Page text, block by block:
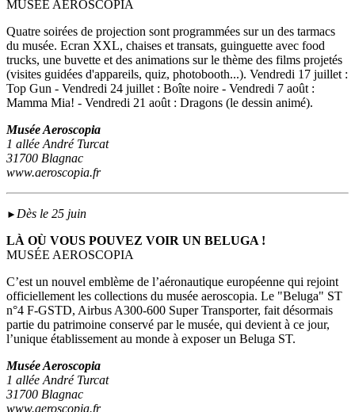
MUSÉE AEROSCOPIA
Quatre soirées de projection sont programmées sur un des tarmacs
du musée. Ecran XXL, chaises et transats, guinguette avec food
trucks, une buvette et des animations sur le thème des films projetés
(visites guidées d'appareils, quiz, photobooth...). Vendredi 17 juillet :
Top Gun - Vendredi 24 juillet : Boîte noire - Vendredi 7 août :
Mamma Mia! - Vendredi 21 août : Dragons (le dessin animé).
Musée Aeroscopia
1 allée André Turcat
31700 Blagnac
www.aeroscopia.fr
► Dès le 25 juin
LÀ OÙ VOUS POUVEZ VOIR UN BELUGA !
MUSÉE AEROSCOPIA
C’est un nouvel emblème de l’aéronautique européenne qui rejoint
officiellement les collections du musée aeroscopia. Le "Beluga" ST
n°4 F-GSTD, Airbus A300-600 Super Transporter, fait désormais
partie du patrimoine conservé par le musée, qui devient à ce jour,
l’unique établissement au monde à exposer un Beluga ST.
Musée Aeroscopia
1 allée André Turcat
31700 Blagnac
www.aeroscopia.fr